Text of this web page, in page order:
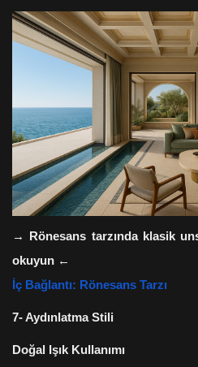
→
Rönesans tarzında klasik
okuyun ←
İç Bağlantı: Rönesans Tarzı
7- Aydınlatma Stili
Doğal Işık Kullanımı